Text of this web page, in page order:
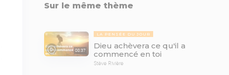
Sur le même thème
08:37
LA PENSÉE DU JOUR
Dieu achèvera ce qu'il a
commencé en toi
Stève Rivière